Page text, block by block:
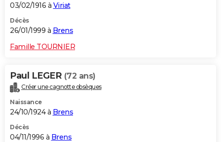
03/02/1916 à Viriat
Décès
26/01/1999 à Brens
Famille TOURNIER
Paul LEGER (72 ans)
Créer une cagnotte obsèques
Naissance
24/10/1924 à Brens
Décès
04/11/1996 à Brens